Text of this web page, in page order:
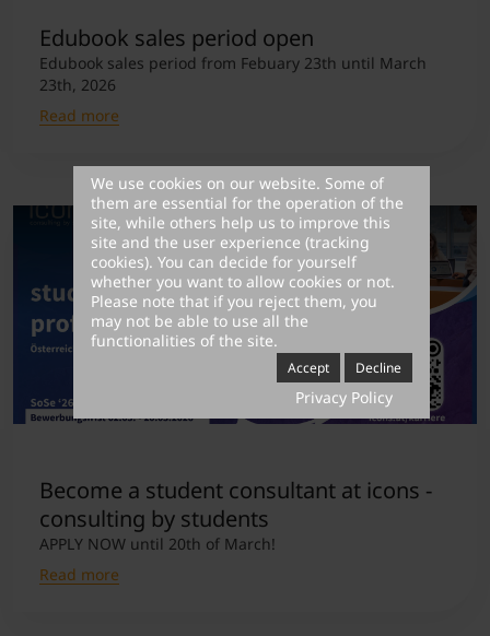
Edubook sales period open
Edubook sales period from Febuary 23th until March
23th, 2026
Read more
Become a student consultant at icons -
consulting by students
APPLY NOW until 20th of March!
Read more
We use cookies on our website. Some of
them are essential for the operation of the
site, while others help us to improve this
site and the user experience (tracking
cookies). You can decide for yourself
whether you want to allow cookies or not.
Please note that if you reject them, you
may not be able to use all the
functionalities of the site.
Accept Decline
Privacy Policy